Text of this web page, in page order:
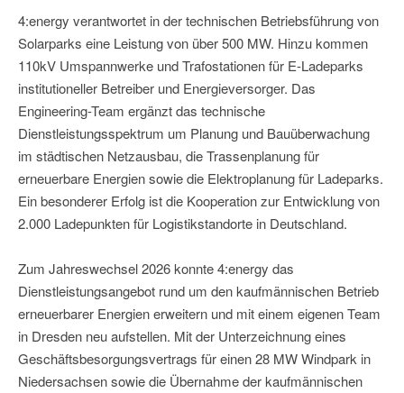
4:energy verantwortet in der technischen Betriebsführung von
Solarparks eine Leistung von über 500 MW. Hinzu kommen
110kV Umspannwerke und Trafostationen für E-Ladeparks
institutioneller Betreiber und Energieversorger. Das
Engineering-Team ergänzt das technische
Dienstleistungsspektrum um Planung und Bauüberwachung
im städtischen Netzausbau, die Trassenplanung für
erneuerbare Energien sowie die Elektroplanung für Ladeparks.
Ein besonderer Erfolg ist die Kooperation zur Entwicklung von
2.000 Ladepunkten für Logistikstandorte in Deutschland.
Zum Jahreswechsel 2026 konnte 4:energy das
Dienstleistungsangebot rund um den kaufmännischen Betrieb
erneuerbarer Energien erweitern und mit einem eigenen Team
in Dresden neu aufstellen. Mit der Unterzeichnung eines
Geschäftsbesorgungsvertrags für einen 28 MW Windpark in
Niedersachsen sowie die Übernahme der kaufmännischen